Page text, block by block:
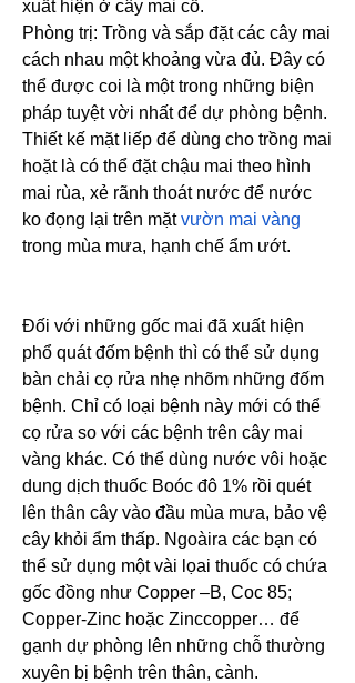
xuất hiện ở cây mai cổ.
Phòng trị: Trồng và sắp đặt các cây mai
cách nhau một khoảng vừa đủ. Đây có
thể được coi là một trong những biện
pháp tuyệt vời nhất để dự phòng bệnh.
Thiết kế mặt liếp để dùng cho trồng mai
hoặt là có thể đặt chậu mai theo hình
mai rùa, xẻ rãnh thoát nước để nước
ko đọng lại trên mặt vườn mai vàng
trong mùa mưa, hạnh chế ẩm ướt.
Đối với những gốc mai đã xuất hiện
phổ quát đốm bệnh thì có thể sử dụng
bàn chải cọ rửa nhẹ nhõm những đốm
bệnh. Chỉ có loại bệnh này mới có thể
cọ rửa so với các bệnh trên cây mai
vàng khác. Có thể dùng nước vôi hoặc
dung dịch thuốc Boóc đô 1% rồi quét
lên thân cây vào đầu mùa mưa, bảo vệ
cây khỏi ẩm thấp. Ngoàira các bạn có
thể sử dụng một vài lọai thuốc có chứa
gốc đồng như Copper –B, Coc 85;
Copper-Zinc hoặc Zinccopper… để
gạnh dự phòng lên những chỗ thường
xuyên bị bệnh trên thân, cành.